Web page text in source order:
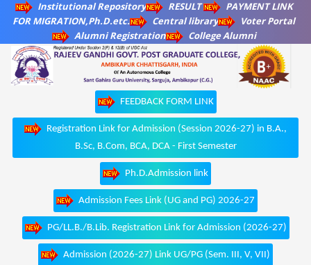
Institutional Repository RESULT
PAYMENT LINK
FOR MIGRATION,Ph.D.etc.
Central library
Voter Portal
Alumni Registration
College Alumni
FEEDBACK FORM LINK
Registration Link for Admission (Session 2026-27) in B.A.,
B.Sc, B.Com, BCA, DCA - First Semester
Ph.D.Admission link
Admission Fees Link (UG and PG) 2026-27
PG/LL.B./B.Lib. Registration Link for Admission (2026-27)
Admission (2026-27) Link UG/PG (Sem. III, V, VII)